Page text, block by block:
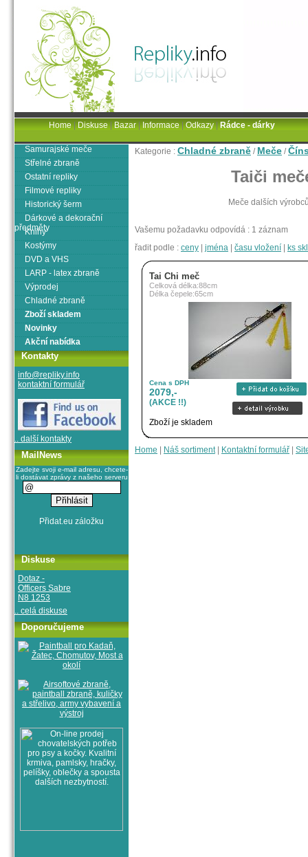
Kategorie : Chladné zbraně / Meče /
Taiči
Meče dalších
Vašemu požadavku odpovídá : 1 záznam
řadit podle : ceny jména času vložení ks
Tai Chi meč
Celková délka:88cm
Délka čepele:65cm
Cena s DPH
2079,-
(AKCE !!)
Zboží je skladem
Home Náš sortiment| Kontaktní formulář
Samurajské meče
Střelné zbraně
Ostatní repliky
Filmové repliky
Historický šerm
Dárkové a dekorační
předměty
Knihy
Kostýmy
DVD a VHS
LARP - latex zbraně
Výprodej
Chladné zbraně
Zboží skladem
Novinky
Akční nabídka
Kontakty
info@repliky.info
kontaktní formulář
.. další kontakty
MailNews
Zadejte svoji e-mail adresu, chcete-
li dostávat zprávy z našeho serveru
Diskuse
Dotaz -
Officers Sabre
N8 1253
.. celá diskuse
Doporučujeme
Home|Diskuse|Bazar|Informace|Odkazy|Rádce - dárky